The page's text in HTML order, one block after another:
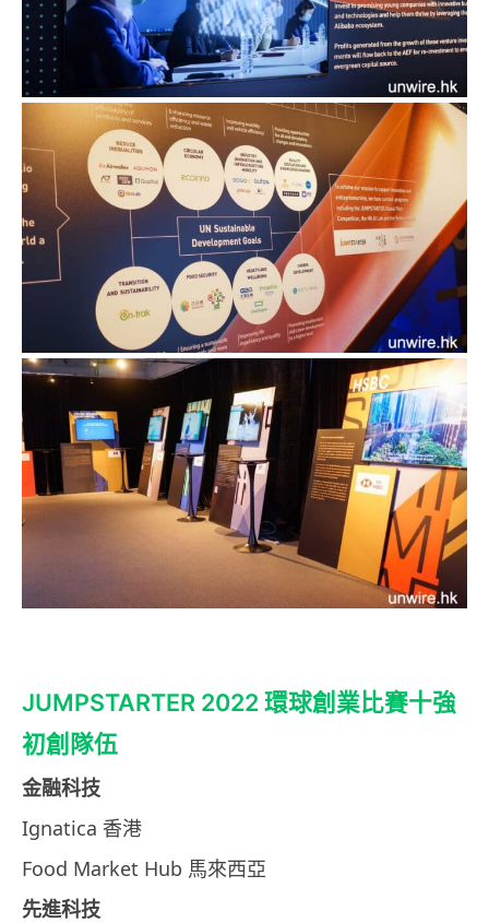
JUMPSTARTER 2022 環球創業比賽十強
初創隊伍
金融科技
Ignatica 香港
Food Market Hub 馬來西亞
先進科技